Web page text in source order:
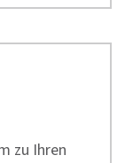
zu Ihren